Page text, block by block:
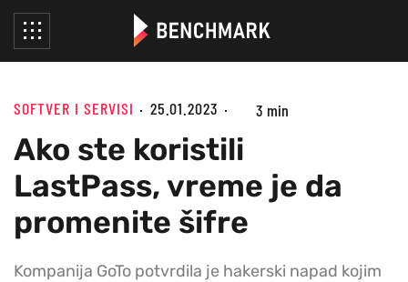
SOFTVER I SERVISI 25.01.2023 3 min
Ako ste koristili
LastPass, vreme je da
promenite šifre
Kompanija GoTo potvrdila je hakerski napad kojim